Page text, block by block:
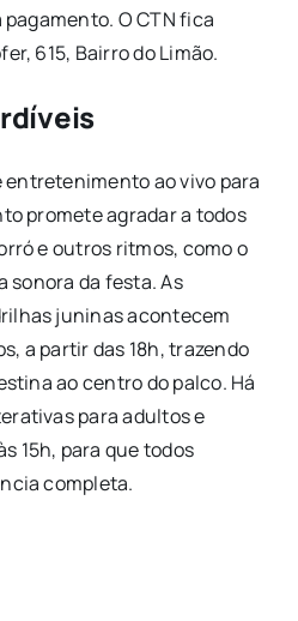
O CTN fica
615, Bairro do Limão.
entretenimento ao vivo para
promete agradar a todos
e outros ritmos, como o
sonora da festa. As
juninas acontecem
a partir das 18h, trazendo
ao centro do palco. Há
para adultos e
15h, para que todos
completa.